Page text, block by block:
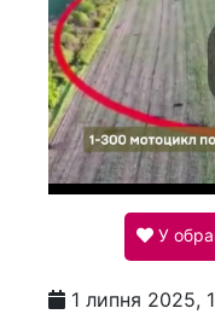
У
1 липня 2025,